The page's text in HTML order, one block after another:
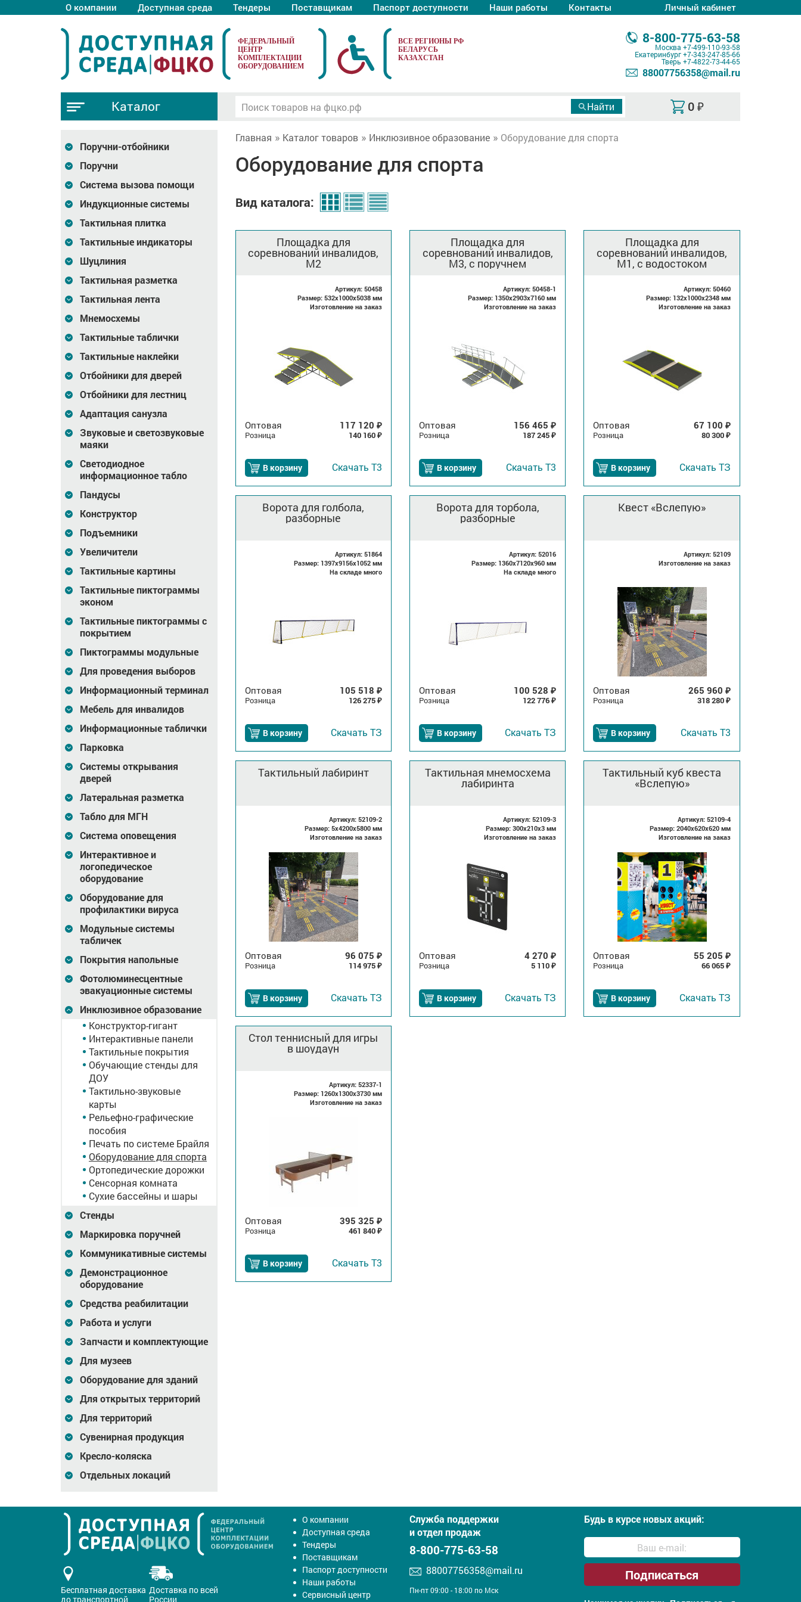
О компании Доступная среда Тендеры Поставщикам Паспорт доступности Наши работы Контакты Личный кабинет
ФЕДЕРАЛЬНЫЙ
ЦЕНТР
КОМПЛЕКТАЦИИ
ОБОРУДОВАНИЕМ
8-800-775-63-58
Москва +7-499-110-93-58
Екатеринбург+7-343-247-85-66
Тверь +7-4822-73-44-65
88007756358@mail.ru
0 ₽
Каталог
Поручни-отбойники
Поручни
Система вызова помощи
Индукционные системы
Тактильная плитка
Тактильные индикаторы
Шуцлиния
Тактильная разметка
Тактильная лента
Мнемосхемы
Тактильные таблички
Тактильные наклейки
Отбойники для дверей
Отбойники для лестниц
Адаптация санузла
Звуковые и светозвуковые
маяки
Светодиодное
информационное табло
Пандусы
Конструктор
Подъемники
Увеличители
Тактильные картины
Тактильные пиктограммы
эконом
Тактильные пиктограммы с
покрытием
Пиктограммы модульные
Для проведения выборов
Информационный терминал
Мебель для инвалидов
Информационные таблички
Парковка
Системы открывания
дверей
Латеральная разметка
Табло для МГН
Система оповещения
Интерактивное и
логопедическое
оборудование
Оборудование для
профилактики вируса
Модульные системы
табличек
Покрытия напольные
Фотолюминесцентные
эвакуационные системы
Инклюзивное образование
Конструктор-гигант
Интерактивные панели
Тактильные покрытия
Обучающие стенды для
ДОУ
Тактильно-звуковые
карты
Рельефно-графические
пособия
Печать по системе Брайля
Оборудование для спорта
Ортопедические дорожки
Сенсорная комната
Сухие бассейны и шары
Стенды
Маркировка поручней
Коммуникативные системы
Демонстрационное
оборудование
Средства реабилитации
Работа и услуги
Запчасти и комплектующие
Для музеев
Оборудование для зданий
Для открытых территорий
Для территорий
Сувенирная продукция
Кресло-коляска
Отдельных локаций
Главная Каталог товаров Инклюзивное образование Оборудование для спорта
Оборудование для спорта
Вид каталога:
Площадка для
соревнований инвалидов,
М2
Артикул: 50458
Размер: 532x1000x5038 мм
Изготовление на заказ
Оптовая 117 120 ₽
Розница 140 160 ₽
В корзину Скачать Т3
Площадка для
соревнований инвалидов,
М3, с поручнем
Артикул: 50458-1
Размер: 1350x2903x7160 мм
Изготовление на заказ
Оптовая 156 465₽
Розница 187 245₽
В корзину СкачатьТ3
Площадка для
соревнований инвалидов,
М1, с водостоком
Артикул: 50460
Размер: 132x1000x2348 мм
Изготовление на заказ
Оптовая 67 100 ₽
Розница 80 300 ₽
В корзину Скачать ТЗ
Ворота для голбола,
разборные
Артикул: 51864
Размер: 1397x9156x1052 мм
На складе много
Оптовая 105 518 ₽
Розница 126 275 ₽
В корзину Скачать ТЗ
Ворота для торбола,
разборные
Артикул: 52016
Размер: 1360x7120x960 мм
На складе много
Оптовая 100 528₽
Розница 122 776₽
В корзину СкачатьТЗ
Квест «Вслепую»
Артикул: 52109
Изготовление на заказ
Оптовая 265 960 ₽
Розница 318 280 ₽
В корзину Скачать Т3
Тактильный лабиринт
Артикул: 52109-2
Размер: 5x4200x5800 мм
Изготовление на заказ
Оптовая 96 075 ₽
Розница 114 975 ₽
В корзину Скачать ТЗ
Тактильная мнемосхема
лабиринта
Артикул: 52109-3
Размер: 300x210x3 мм
Изготовление на заказ
Оптовая 4 270₽
Розница 5 110₽
В корзину СкачатьТЗ
Тактильный куб квеста
«Вслепую»
Артикул: 52109-4
Размер: 2040x620x620 мм
Изготовление на заказ
Оптовая 55 205 ₽
Розница 66 065 ₽
В корзину Скачать ТЗ
Стол теннисный для игры
в шоудаун
Артикул: 52337-1
Размер: 1260x1300x3730 мм
Изготовление на заказ
Оптовая 395 325 ₽
Розница 461 840 ₽
В корзину Скачать Т3
Бесплатная доставка
до транспортной
Доставка по всей
России
О компании
Доступная среда
Тендеры
Поставщикам
Паспорт доступности
Наши работы
Сервисный центр
Служба поддержки
и отдел продаж
8-800-775-63-58
88007756358@mail.ru
Пн-пт 09:00 - 18:00 по Мск
Будь в курсе новых акций: